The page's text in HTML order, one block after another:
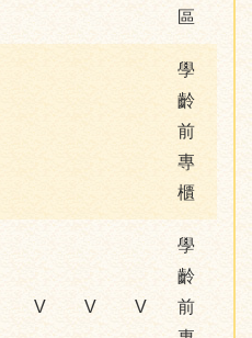
區
學
齡
前
專
櫃
V V V
學
齡
前